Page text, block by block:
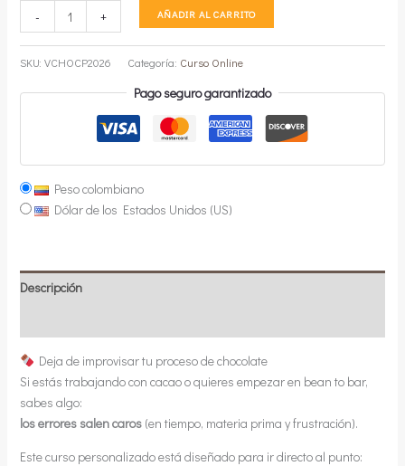
-
Chocolatería
Bean
to
Bar
(100%
+ AÑADIR AL CARRITO
SKU: VCHOCP2026 Categoría: Curso Online
Pago seguro garantizado
Peso colombiano
Dólar de los Estados Unidos (US)
Descripción
Deja de improvisar tu proceso de chocolate
Si estás trabajando con cacao o quieres empezar en bean to bar,
sabes algo:
los errores salen caros(en tiempo, materia prima y frustración).
Este curso personalizado está diseñado para ir directo al punto: